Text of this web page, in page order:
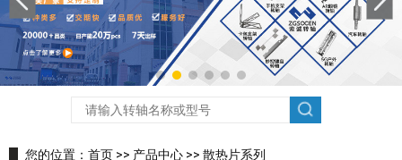
您的位置： 首页 >> 产品中心 >> 散热片系列